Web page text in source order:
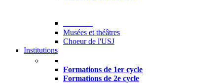
Musées et théâtres
Choeur de l'USJ
Institutions
Formations de 1er cycle
Formations de 2e cycle